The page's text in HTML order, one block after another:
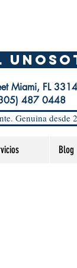
Miami, FL
487 0448
Genuina desde
Blog